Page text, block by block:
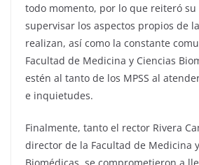
todo momento, por lo que reiteró su
supervisar los aspectos propios de
realizan, así como la constante
Facultad de Medicina y Ciencias
estén al tanto de los MPSS al
e inquietudes.
Finalmente, tanto el rector Rivera
director de la Facultad de Medicina
Biomédicas, se comprometieron a